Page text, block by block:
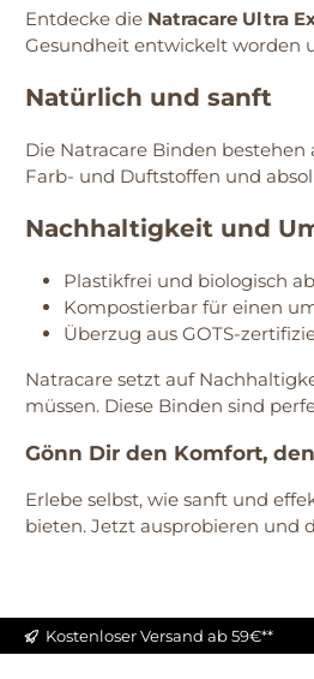
Entdecke die Natracare Ultra
Gesundheit entwickelt worden
Natürlich und sanft
Die Natracare Binden
Farb- und Duftstoffen und
Nachhaltigkeit und
Plastikfrei und biologisch
Kompostierbar für einen
Überzug aus GOTS-
Natracare setzt auf
müssen. Diese Binden sind
Gönn Dir den Komfort,
Erlebe selbst, wie sanft und
bieten. Jetzt ausprobieren und
Kostenloser Versand ab 59€**